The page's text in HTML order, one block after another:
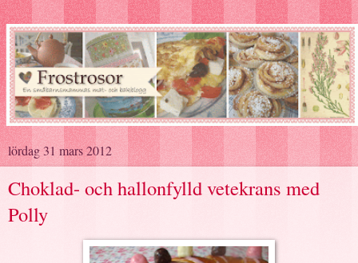
lördag 31 mars 2012
Choklad- och hallonfylld vetekrans med
Polly